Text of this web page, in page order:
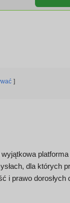
dla których
i prawo dorosłych